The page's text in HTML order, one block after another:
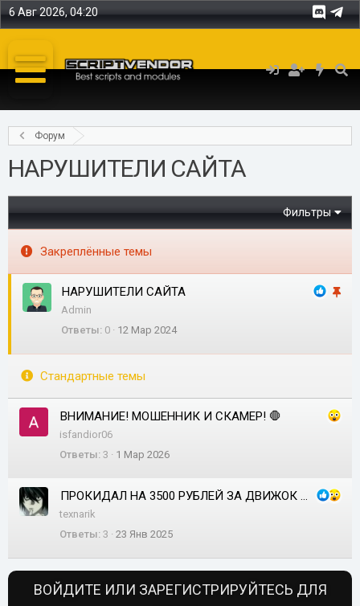
6 Авг 2026, 04:20
Форум
НАРУШИТЕЛИ САЙТА
Фильтры
Закреплённые темы
З
р
л
НАРУШИТЕЛИ САЙТА
Admin
Ответы 0 12 Мар 2024
Стандартные темы
ВНИМАНИЕ! МОШЕННИК И СКAMЕР! 🛑
isfandior06
Ответы 3 1 Мар 2026
ПРОКИДАЛ НА 3500 РУБЛЕЙ ЗА ДВИЖОК FASTCORE @IANDROIDTEAM И **********
texnarik
Ответы 3 23 Янв 2025
ВОЙДИТЕ ИЛИ ЗАРЕГИСТРИРУЙТЕСЬ ДЛЯ